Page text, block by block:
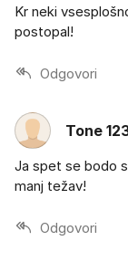
Kr neki
postopal!
Odgovori
Tone
Ja spet se bodo
manj težav!
Odgovori